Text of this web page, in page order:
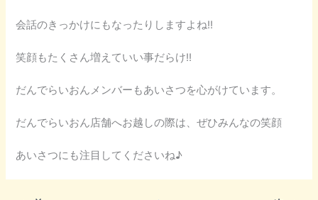
会話のきっかけにもなったりしますよね!!
笑顔もたくさん増えていい事だらけ!!
だんでらいおんメンバーもあいさつを心がけています。
だんでらいおん店舗へお越しの際は、ぜひみんなの笑顔
あいさつにも注目してくださいね♪